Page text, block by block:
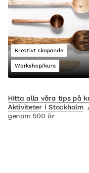
Kreativt skapande
Workshop/kurs
Hitta alla våra tips på
Aktiviteter i Stockholm
genom 500 år